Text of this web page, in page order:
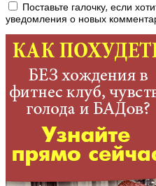
Поставьте галочку, если
уведомления о новых